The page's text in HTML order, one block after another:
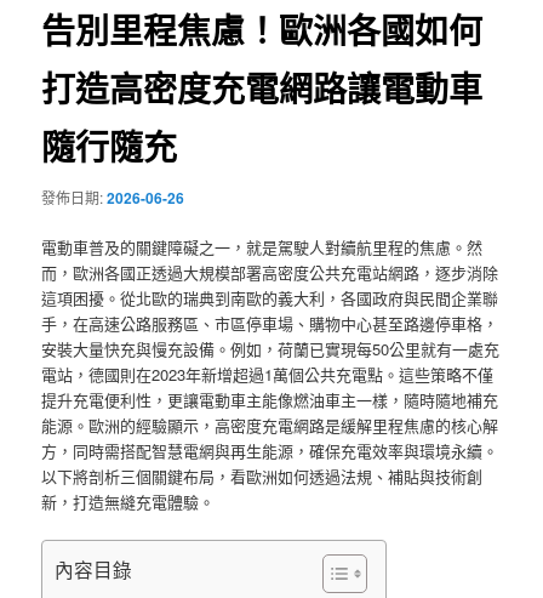
告別里程焦慮！歐洲各國如何
打造高密度充電網路讓電動車
隨行隨充
發佈日期:2026-06-26
電動車普及的關鍵障礙之一，就是駕駛人對續航里程的焦慮。然
而，歐洲各國正透過大規模部署高密度公共充電站網路，逐步消除
這項困擾。從北歐的瑞典到南歐的義大利，各國政府與民間企業聯
手，在高速公路服務區、市區停車場、購物中心甚至路邊停車格，
安裝大量快充與慢充設備。例如，荷蘭已實現每50公里就有一處充
電站，德國則在2023年新增超過1萬個公共充電點。這些策略不僅
提升充電便利性，更讓電動車主能像燃油車主一樣，隨時隨地補充
能源。歐洲的經驗顯示，高密度充電網路是緩解里程焦慮的核心解
方，同時需搭配智慧電網與再生能源，確保充電效率與環境永續。
以下將剖析三個關鍵布局，看歐洲如何透過法規、補貼與技術創
新，打造無縫充電體驗。
內容目錄